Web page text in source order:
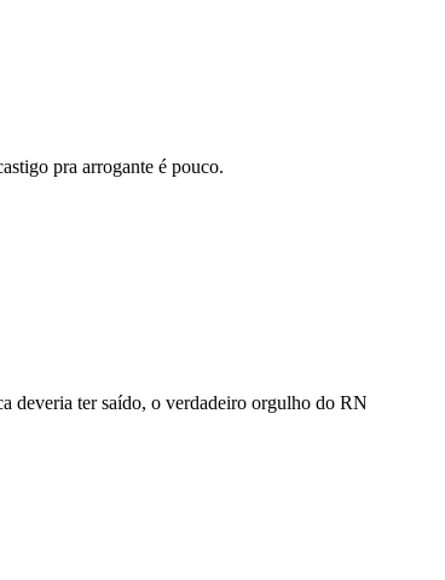
pra arrogante é pouco.
deveria ter saído, o verdadeiro orgulho do RN